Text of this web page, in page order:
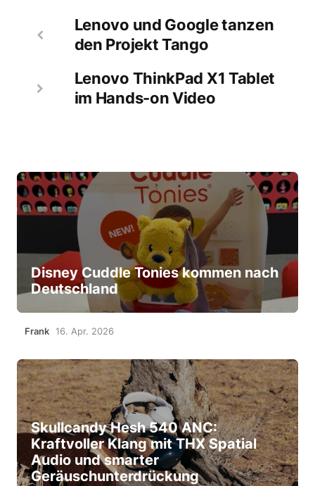
Lenovo und Google tanzen
den Projekt Tango
Lenovo ThinkPad X1 Tablet
im Hands-on Video
Disney Cuddle Tonies kommen nach
Deutschland
Frank 16. Apr. 2026
Skullcandy Hesh 540 ANC:
Kraftvoller Klang mit THX Spatial
Audio und smarter
Geräuschunterdrückung